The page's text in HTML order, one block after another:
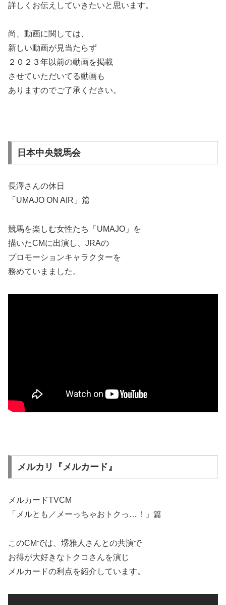
詳しくお伝えしていきたいと思います。
尚、動画に関しては、
新しい動画が見当たらず
２０２３年以前の動画を掲載
させていただいてる動画も
ありますのでご了承ください。
日本中央競馬会
長澤さんの休日
「UMAJO ON AIR」篇
競馬を楽しむ女性たち「UMAJO」を
描いたCMに出演し、JRAの
プロモーションキャラクターを
務めていまました。
メルカリ『メルカード』
メルカードTVCM
「メルとも／メーっちゃおトクっ…！」篇
このCMでは、堺雅人さんとの共演で
お得が大好きなトクコさんを演じ
メルカードの利点を紹介しています。